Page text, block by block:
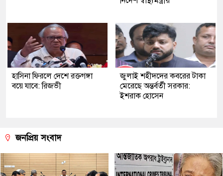
হাসিনা ফিরলে দেশে রক্তগঙ্গা
বয়ে যাবে: রিজভী
জুলাই শহীদদের কবরের টাকা
মেরেছে অন্তর্বর্তী সরকার:
ইশরাক হোসেন
জনপ্রিয় সংবাদ